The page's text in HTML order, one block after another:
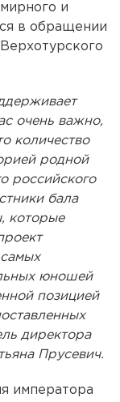
и
в обращении
очень важно,
количество
родной
российского
бала
которые
юношей
позицией
директора
Прусевич.
императора